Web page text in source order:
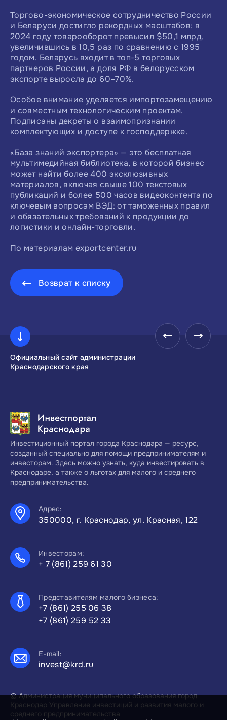
Торгово-экономическое сотрудничество России
и Беларуси достигло рекордных масштабов: в
2024 году товарооборот превысил $50,1 млрд,
увеличившись в 10,5 раз по сравнению с 1995
годом. Беларусь входит в топ-5 торговых
партнеров России, а доля РФ в белорусском
экспорте выросла до 60–70%.
Особое внимание уделяется импортозамещению
и совместным технологическим проектам.
Подписаны декреты о взаимопризнании
комплектующих и доступе к господдержке.
«База знаний экспортера» — это бесплатная
мультимедийная библиотека, в которой бизнес
может найти более 400 эксклюзивных
материалов, включая свыше 100 текстовых
публикаций и более 500 часов видеоконтента по
ключевым вопросам ВЭД: от таможенных правил
и обязательных требований к продукции до
логистики и онлайн-торговли.
По материалам exportcenter.ru
Возврат к списку
Официальный сайт администрации
Краснодарского края
Инвестиционный портал города Краснодара — ресурс,
созданный специально для помощи предпринимателям и
инвесторам. Здесь можно узнать, куда инвестировать в
Краснодаре, а также о льготах для малого и среднего
предпринимательства.
Адрес:
350000, г. Краснодар, ул. Красная, 122
Инвесторам:
+ 7 (861) 259 61 30
Представителям малого бизнеса:
+7 (861) 255 06 38
+7 (861) 259 52 33
E-mail:
invest@krd.ru
© Администрация муниципального образования город
Краснодар Управление инвестиций и развития малого и
среднего предпринимательства